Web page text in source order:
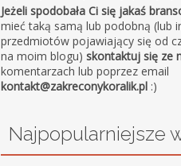
Jeżeli spodobała Ci się jakaś
mieć taką samą lub podobną (lub
przedmiotów pojawiający się od
na moim blogu)skontaktuj się ze
komentarzach lub poprzez email
kontakt@zakreconykoralik.pl :)
Najpopularniejsze